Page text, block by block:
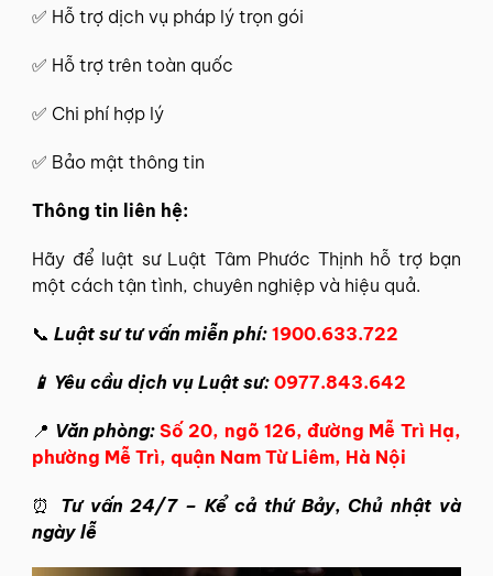
✅ Hỗ trợ dịch vụ pháp lý trọn gói
✅ Hỗ trợ trên toàn quốc
✅ Chi phí hợp lý
✅ Bảo mật thông tin
Thông tin liên hệ:
Hãy để luật sư Luật Tâm Phước Thịnh hỗ trợ bạn
một cách tận tình, chuyên nghiệp và hiệu quả.
📞 Luật sư tư vấn miễn phí: 1900.633.722
📱 Yêu cầu dịch vụ Luật sư: 0977.843.642
📍 Văn phòng: Số 20, ngõ 126, đường Mễ Trì Hạ,
phường Mễ Trì, quận Nam Từ Liêm, Hà Nội
⏰ Tư vấn 24/7 – Kể cả thứ Bảy, Chủ nhật và
ngày lễ